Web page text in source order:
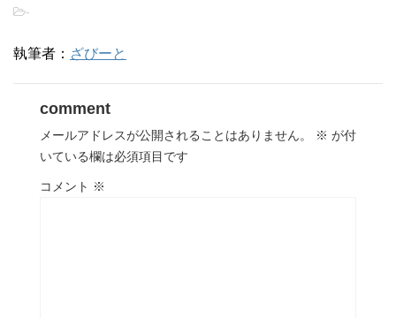
-
執筆者： ざびーと
comment
メールアドレスが公開されることはありません。 ※ が付
いている欄は必須項目です
コメント ※